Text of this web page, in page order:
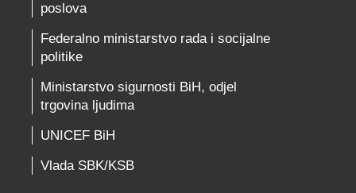
poslova
Federalno ministarstvo rada i socijalne
politike
Ministarstvo sigurnosti BiH, odjel
trgovina ljudima
UNICEF BiH
Vlada SBK/KSB